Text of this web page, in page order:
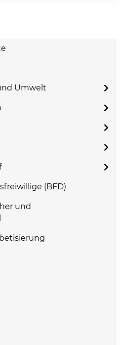
Umwelt
(BFD)
und